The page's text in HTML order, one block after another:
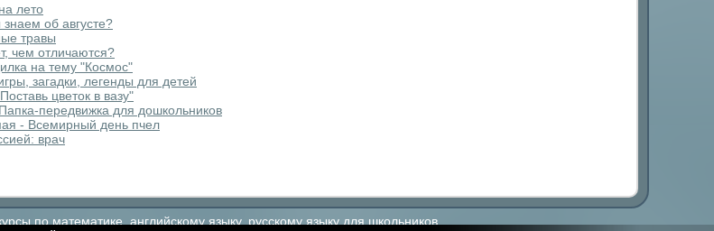
лето
об августе?
травы
чем отличаются?
на тему "Космос"
загадки, легенды для детей
цветок в вазу"
передвижка для дошкольников
- Всемирный день пчел
врач
по математике, английскому языку, русскому языку для школьников.